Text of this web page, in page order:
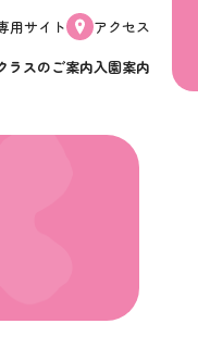
用サイト
アクセス
ラスのご案内入園案内